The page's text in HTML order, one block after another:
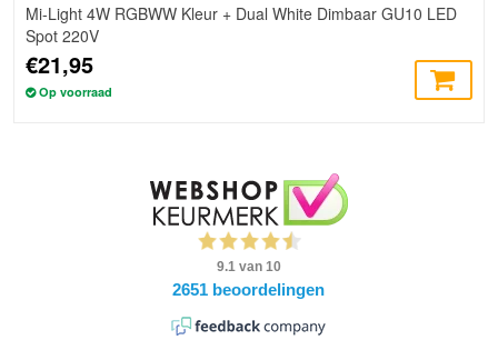
Mi-Light 4W RGBWW Kleur + Dual White Dimbaar GU10 LED
Spot 220V
€21,95
Op voorraad